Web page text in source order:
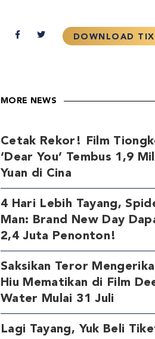
MORE NEWS
Cetak Rekor! Film
‘Dear You’ Tembus 1,9
Yuan di Cina
4 Hari Lebih Tayang,
Man: Brand New Day
2,4 Juta Penonton!
Saksikan Teror
Hiu Mematikan di Film
Water Mulai 31 Juli
Lagi Tayang, Yuk Beli